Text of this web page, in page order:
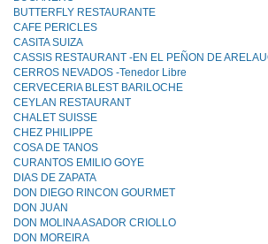
BUTTERFLY RESTAURANTE
CAFE PERICLES
CASITA SUIZA
CASSIS RESTAURANT -EN EL PEÑON DE
CERROS NEVADOS -Tenedor Libre
CERVECERIA BLEST BARlLOCHE
CEYLAN RESTAURANT
CHALET SUISSE
CHEZ PHlLIPPE
COSA DE TANOS
CURANTOS EMILIO GOYE
DIAS DE ZAPATA
DON DIEGO RINCON GOURMET
DON JUAN
DON MOLlNA ASADOR CRIOLLO
DON MOREIRA